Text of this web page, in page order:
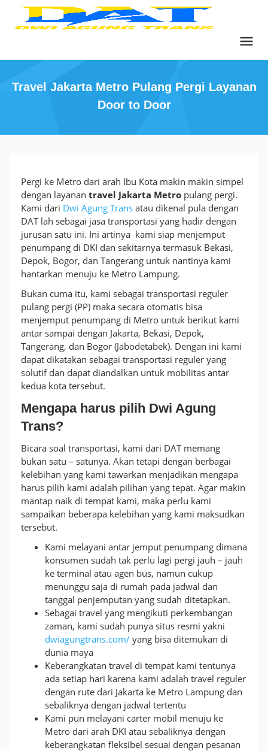
content
Travel Jakarta Metro Pulang Pergi Layanan
Door to Door
Jakarta
Metro
Pulang
Pergi
Layanan
Door
to
Door
Pergi ke Metro dari arah Ibu Kota makin makin simpel
dengan layanan travel Jakarta Metro pulang pergi.
Kami dari Dwi Agung Trans atau dikenal pula dengan
DAT lah sebagai jasa transportasi yang hadir dengan
jurusan satu ini. Ini artinya kami siap menjemput
penumpang di DKI dan sekitarnya termasuk Bekasi,
Depok, Bogor, dan Tangerang untuk nantinya kami
hantarkan menuju ke Metro Lampung.
Bukan cuma itu, kami sebagai transportasi reguler
pulang pergi (PP) maka secara otomatis bisa
menjemput penumpang di Metro untuk berikut kami
antar sampai dengan Jakarta, Bekasi, Depok,
Tangerang, dan Bogor (Jabodetabek). Dengan ini kami
dapat dikatakan sebagai transportasi reguler yang
solutif dan dapat diandalkan untuk mobilitas antar
kedua kota tersebut.
Mengapa harus pilih Dwi Agung
Trans?
Bicara soal transportasi, kami dari DAT memang
bukan satu – satunya. Akan tetapi dengan berbagai
kelebihan yang kami tawarkan menjadikan mengapa
harus pilih kami adalah pilihan yang tepat. Agar makin
mantap naik di tempat kami, maka perlu kami
sampaikan beberapa kelebihan yang kami maksudkan
tersebut.
Kami melayani antar jemput penumpang dimana
konsumen sudah tak perlu lagi pergi jauh – jauh
ke terminal atau agen bus, namun cukup
menunggu saja di rumah pada jadwal dan
tanggal penjemputan yang sudah ditetapkan.
Sebagai travel yang mengikuti perkembangan
zaman, kami sudah punya situs resmi yakni
dwiagungtrans.com/ yang bisa ditemukan di
dunia maya
Keberangkatan travel di tempat kami tentunya
ada setiap hari karena kami adalah travel reguler
dengan rute dari Jakarta ke Metro Lampung dan
sebaliknya dengan jadwal tertentu
Kami pun melayani carter mobil menuju ke
Metro dari arah DKI atau sebaliknya dengan
keberangkatan fleksibel sesuai dengan pesanan